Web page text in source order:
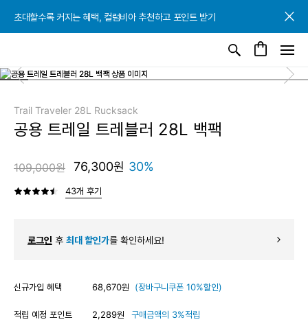
초대할수록 커지는 혜택, 컬럼비아 추천하고 포인트 받기
초대할수록 커지는 혜택, 컬럼비아 추천하고 포인트 받기
초대할수록 커지는 혜택, 컬럼비아 추천하고 포인트 받기
Trail Traveler 28L Rucksack
공용 트레일 트레블러 28L 백팩
109,000원 76,300원 30%
43개 후기
로그인 후 최대 할인가를 확인하세요!
신규가입 혜택 68,670원 (장바구니쿠폰 10%할인)
적립 예정 포인트 2,289원 구매금액의 3%적립